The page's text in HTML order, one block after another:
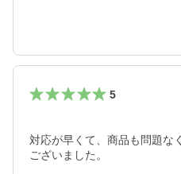
5
対応が早くて、商品も問題な
ございました。